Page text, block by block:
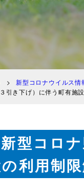
新型コロナウイルス情
引き下げ）に伴う町有施
型コロ
利用制